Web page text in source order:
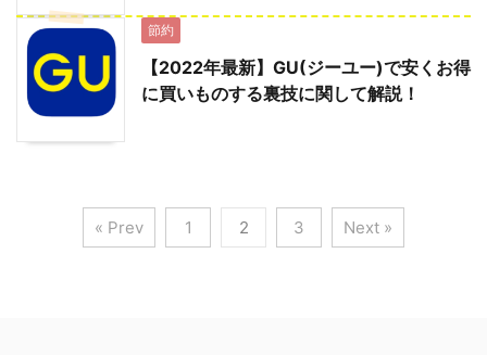
節約
【2022年最新】GU(ジーユー)で安くお得
に買いものする裏技に関して解説！
« Prev 1 2 3 Next »